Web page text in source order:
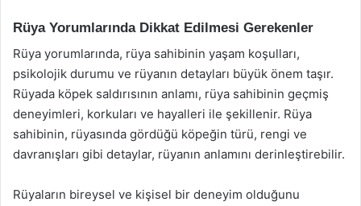
Rüya Yorumlarında Dikkat Edilmesi Gerekenler
Rüya yorumlarında, rüya sahibinin yaşam koşulları,
psikolojik durumu ve rüyanın detayları büyük önem taşır.
Rüyada köpek saldırısının anlamı, rüya sahibinin geçmiş
deneyimleri, korkuları ve hayalleri ile şekillenir. Rüya
sahibinin, rüyasında gördüğü köpeğin türü, rengi ve
davranışları gibi detaylar, rüyanın anlamını derinleştirebilir.
Rüyaların bireysel ve kişisel bir deneyim olduğunu